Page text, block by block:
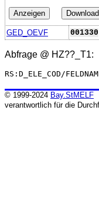
GED_OEVF 001330
Abfrage @ HZ??_T1:
RS:D_ELE_COD/
© 1999-2024 Bay.StMELF
verantwortlich für die